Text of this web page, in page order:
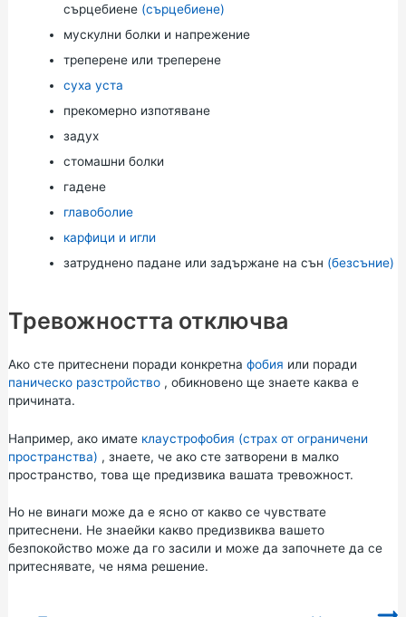
сърцебиене (сърцебиене)
мускулни болки и напрежение
треперене или треперене
суха уста
прекомерно изпотяване
задух
стомашни болки
гадене
главоболие
карфици и игли
затруднено падане или задържане на сън (безсъние)
Тревожността отключва
Ако сте притеснени поради конкретна фобия или поради
паническо разстройство, обикновено ще знаете каква е
причината.
Например, ако имате клаустрофобия (страх от ограничени
пространства) , знаете, че ако сте затворени в малко
пространство, това ще предизвика вашата тревожност.
Но не винаги може да е ясно от какво се чувствате
притеснени. Не знаейки какво предизвиква вашето
безпокойство може да го засили и може да започнете да се
притеснявате, че няма решение.